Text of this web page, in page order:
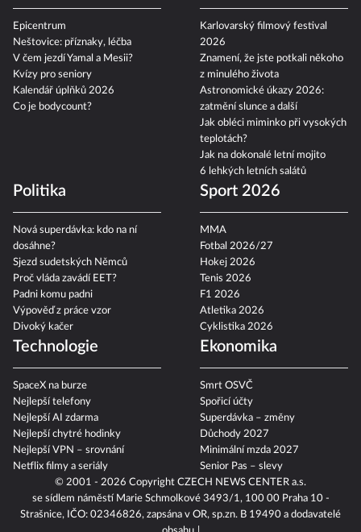
Epicentrum
Neštovice: příznaky, léčba
V čem jezdí Yamal a Mesii?
Kvízy pro seniory
Kalendář úplňků 2026
Co je bodycount?
Karlovarský filmový festival
2026
Znamení, že jste potkali někoho
z minulého života
Astronomické úkazy 2026:
zatmění slunce a další
Jak obléci miminko při vysokých
teplotách?
Jak na dokonalé letní mojito
6 lehkých letních salátů
Politika
Nová superdávka: kdo na ní
dosáhne?
Sjezd sudetských Němců
Proč vláda zavádí EET?
Padni komu padni
Výpověď z práce vzor
Divoký kačer
Sport 2026
MMA
Fotbal 2026/27
Hokej 2026
Tenis 2026
F1 2026
Atletika 2026
Cyklistika 2026
Technologie
SpaceX na burze
Nejlepší telefony
Nejlepší AI zdarma
Nejlepší chytré hodinky
Nejlepší VPN – srovnání
Netflix filmy a seriály
Ekonomika
Smrt OSVČ
Spořicí účty
Superdávka – změny
Důchody 2027
Minimální mzda 2027
Senior Pas – slevy
© 2001 - 2026 Copyright CZECH NEWS CENTER a.s.
se sídlem náměstí Marie Schmolkové 3493/1, 100 00 Praha 10 -
Strašnice, IČO: 02346826, zapsána v OR, sp.zn. B 19490 a dodavatelé